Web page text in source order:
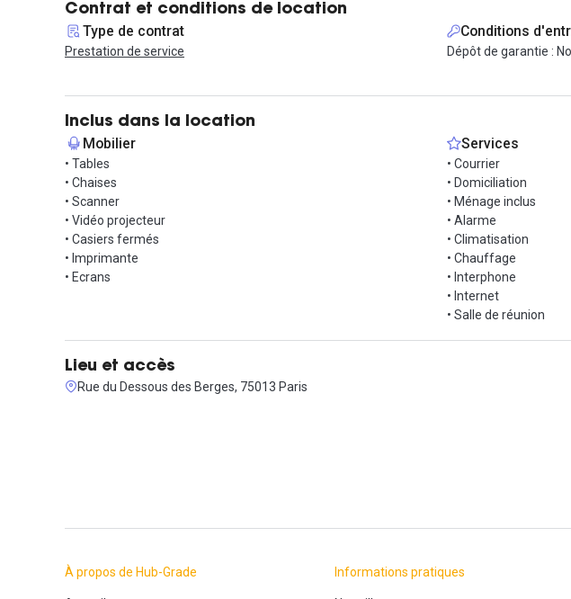
Contrat et conditions de location
Type de contrat
Prestation de service
Conditions
Dépôt de garantie :
Inclus dans la location
Mobilier
• Tables
• Chaises
• Scanner
• Vidéo projecteur
• Casiers fermés
• Imprimante
• Ecrans
Services
• Courrier
• Domiciliation
• Ménage inclus
• Alarme
• Climatisation
• Chauffage
• Interphone
• Internet
• Salle de réunion
Lieu et accès
Rue du Dessous des Berges, 75013 Paris
À propos de Hub-Grade Informations pratiques